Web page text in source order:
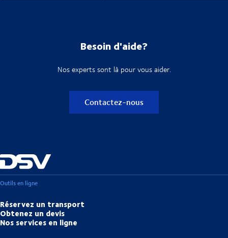
Besoin d'aide?
Nos experts sont là pour vous aider.
Contactez-nous
Outils en ligne
Réservez un transport
Obtenez un devis
Nos services en ligne